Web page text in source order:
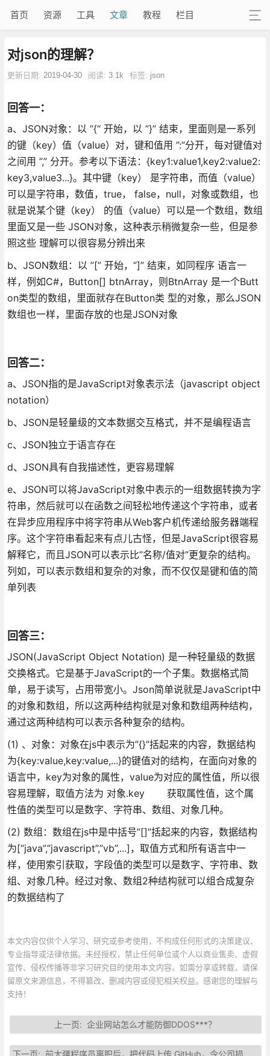
首页 资源 工具 文章 教程 栏目
对json的理解？
更新日期: 2019-04-30 阅读: 3.1k 标签: json
回答一：
a、JSON对象：以 ”{“ 开始，以 ”}” 结束，里面则是一系列
的键（key）值（value）对，键和值用 ”:”分开，每对键值对
之间用 ”,” 分开。参考以下语法：{key1:value1,key2:value2:
key3,value3...}。其中键（key） 是字符串，而值（value）
可以是字符串，数值，true， false，null，对象或数组，也
就是说某个键（key） 的值（value）可以是一个数组，数组
里面又是一些 JSON对象，这种表示稍微复杂一些，但是参
照这些 理解可以很容易分辨出来
b、JSON数组：以 ”[” 开始，”]” 结束，如同程序 语言一
样，例如C#，Button[] btnArray，则BtnArray 是一个Butt
on类型的数组，里面就存在Button类 型的对象，那么JSON
数组也一样，里面存放的也是JSON对象
回答二：
a、JSON指的是JavaScript对象表示法（javascript object
notation）
b、JSON是轻量级的文本数据交互格式，并不是编程语言
c、JSON独立于语言存在
d、JSON具有自我描述性，更容易理解
e、JSON可以将JavaScript对象中表示的一组数据转换为字
符串，然后就可以在函数之间轻松地传递这个字符串，或者
在异步应用程序中将字符串从Web客户机传递给服务器端程
序。这个字符串看起来有点儿古怪，但是JavaScript很容易
解释它，而且JSON可以表示比”名称/值对”更复杂的结构。
列如，可以表示数组和复杂的对象，而不仅仅是键和值的简
单列表
回答三：
JSON(JavaScript Object Notation) 是一种轻量级的数据
交换格式。它是基于JavaScript的一个子集。数据格式简
单，易于读写，占用带宽小。Json简单说就是JavaScript中
的对象和数组，所以这两种结构就是对象和数组两种结构，
通过这两种结构可以表示各种复杂的结构。
(1) 、对象：对象在js中表示为”{}”括起来的内容，数据结构
为{key:value,key:value,...}的键值对的结构，在面向对象的
语言中，key为对象的属性，value为对应的属性值，所以很
容易理解，取值方法为 对象.key 获取属性值，这个属
性值的类型可以是数字、字符串、数组、对象几种。
(2) 数组：数组在js中是中括号”[]”括起来的内容，数据结构
为[“java”,”javascript”,”vb”,...]，取值方式和所有语言中一
样，使用索引获取，字段值的类型可以是数字、字符串、数
组、对象几种。经过对象、数组2种结构就可以组合成复杂
的数据结构了
本文内容仅供个人学习、研究或参考使用，不构成任何形式的决策建议、
专业指导或法律依据。未经授权，禁止任何单位或个人以商业售卖、虚假
宣传、侵权传播等非学习研究目的使用本文内容。如需分享或转载，请保
留原文来源信息，不得篡改、删减内容或侵犯相关权益。感谢您的理解与
支持！
上一页:企业网站怎么才能防御DDOS***？
下一页:前大疆程序员离职后，把代码上传 GitHub，令公司损失百万